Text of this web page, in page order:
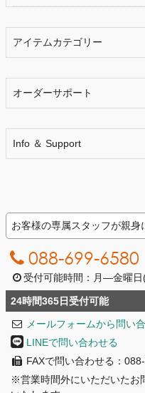
アイテムカテゴリー
オーダーサポート
Info ＆ Support
お客様の専属スタッフが親身
088-699-6580
受付可能時間：月―金曜
24時間365日受付可能
メールフォームから問い
LINEで問い合わせる
FAXで問い合わせる：
※営業時間外にいただいたお